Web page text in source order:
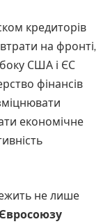
кредиторів
на фронті,
США і ЄС
фінансів
економічне
не лише